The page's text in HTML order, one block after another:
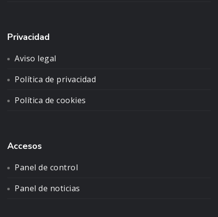
Privacidad
Aviso legal
Política de privacidad
Política de cookies
Accesos
Panel de control
Panel de noticias